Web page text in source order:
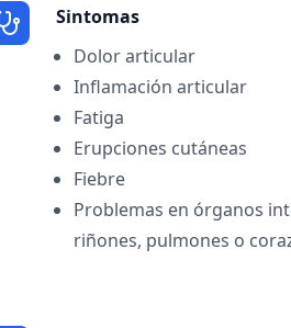
Sintomas
Dolor articular
Inflamación articular
Fatiga
Erupciones cutáneas
Fiebre
Problemas en órganos
riñones, pulmones o